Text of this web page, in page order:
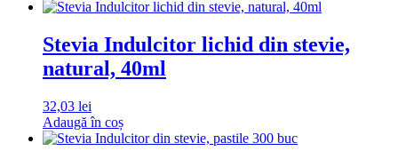
Stevia Indulcitor lichid din stevie,
natural, 40ml
32,03 lei
Adaugă în coș